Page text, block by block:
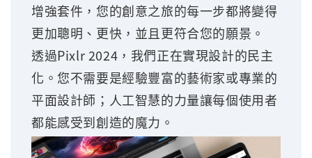
增強套件，您的創意之旅的每一步都將變得
更加聰明、更快，並且更符合您的願景。
透過Pixlr 2024，我們正在實現設計的民主
化。您不需要是經驗豐富的藝術家或專業的
平面設計師；人工智慧的力量讓每個使用者
都能感受到創造的魔力。